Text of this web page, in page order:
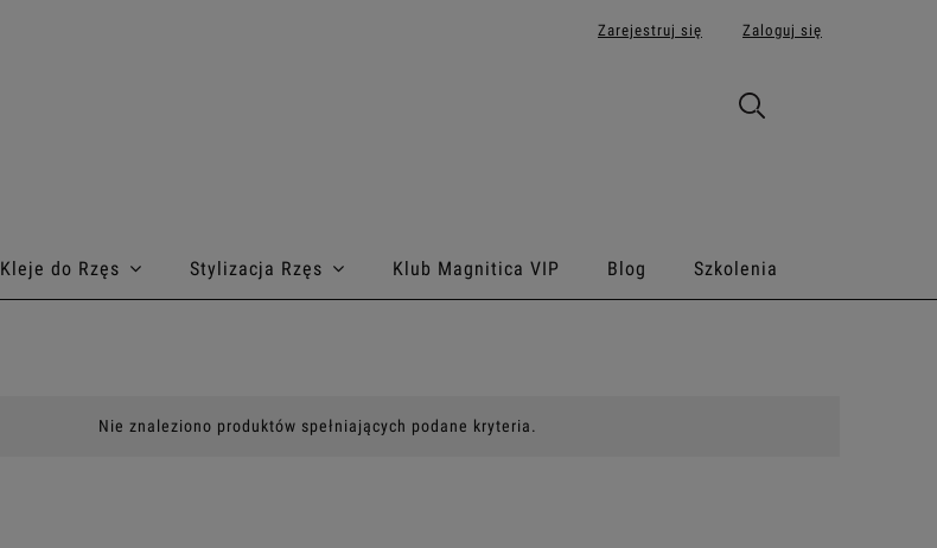
Zarejestruj się Zaloguj się
Kleje do Rzęs Stylizacja Rzęs Klub Magnitica VIP Blog Szkolenia
Nie znaleziono produktów spełniających podane kryteria.